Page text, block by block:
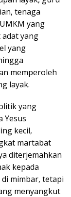
tenaga
yang
yang
yang
memperoleh
layak.
yang
Yesus
kecil,
martabat
diterjemahkan
kepada
mimbar, tetapi
menyangkut